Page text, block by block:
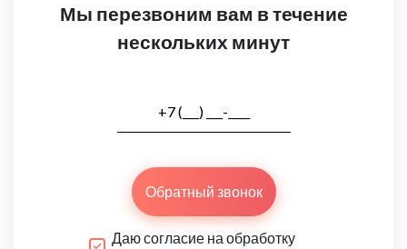
Мы перезвоним вам в течение
нескольких минут
Обратный звонок
Даю согласие на обработку